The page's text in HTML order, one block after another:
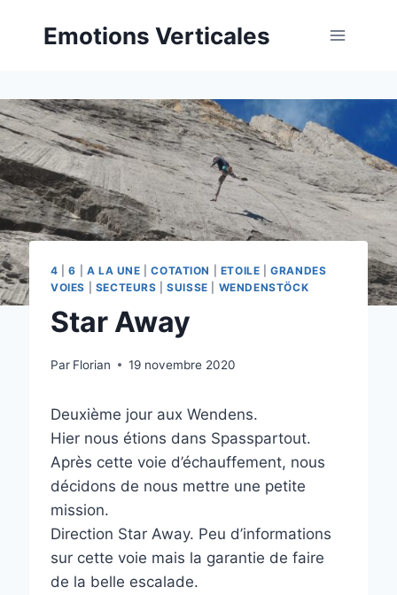
Emotions Verticales
4 |6 A LA UNE |COTATION ETOILE |GRANDES
VOIES
SECTEURS |SUISSE WENDENSTÖCK
Star Away
Par Florian 19 novembre 2020
Deuxième jour aux Wendens.
Hier nous étions dans Spasspartout.
Après cette voie d’échauffement, nous
décidons de nous mettre une petite
mission.
Direction Star Away. Peu d’informations
sur cette voie mais la garantie de faire
de la belle escalade.